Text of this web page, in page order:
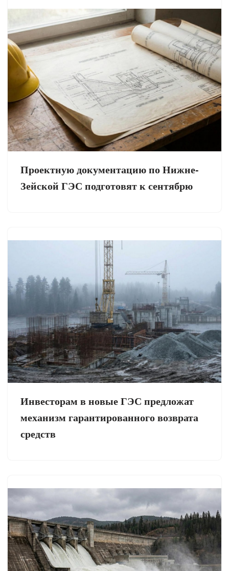
Проектную документацию по Нижне-
Зейской ГЭС подготовят к сентябрю
Инвесторам в новые ГЭС предложат
механизм гарантированного возврата
средств